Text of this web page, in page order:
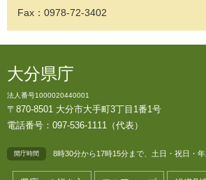
Fax：0978-72-3402
大分県庁
法人番号1000020440001
〒870-8501 大分市大手町3丁目1番1号
電話番号：097-536-1111（代表）
開庁時間 8時30分から17時15分まで、土日・祝日・年